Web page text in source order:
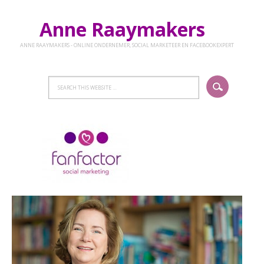
Anne Raaymakers
ANNE RAAYMAKERS - ONLINE ONDERNEMER, SOCIAL MARKETEER EN FACEBOOKEXPERT